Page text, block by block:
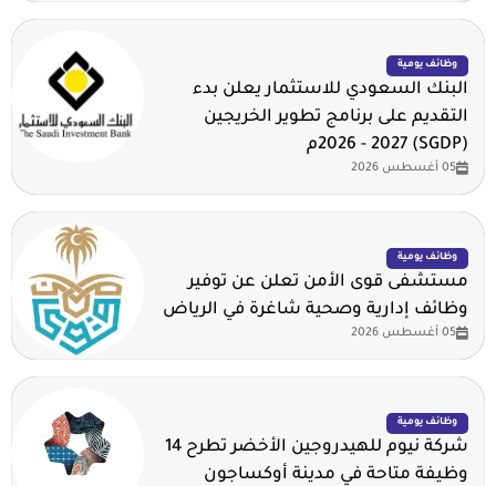
وظائف يومية
البنك السعودي للاستثمار يعلن بدء
التقديم على برنامج تطوير الخريجين
(SGDP) 2026 - 2027م
05 أغسطس 2026
وظائف يومية
مستشفى قوى الأمن تعلن عن توفير
وظائف إدارية وصحية شاغرة في الرياض
05 أغسطس 2026
وظائف يومية
شركة نيوم للهيدروجين الأخضر تطرح 14
وظيفة متاحة في مدينة أوكساجون